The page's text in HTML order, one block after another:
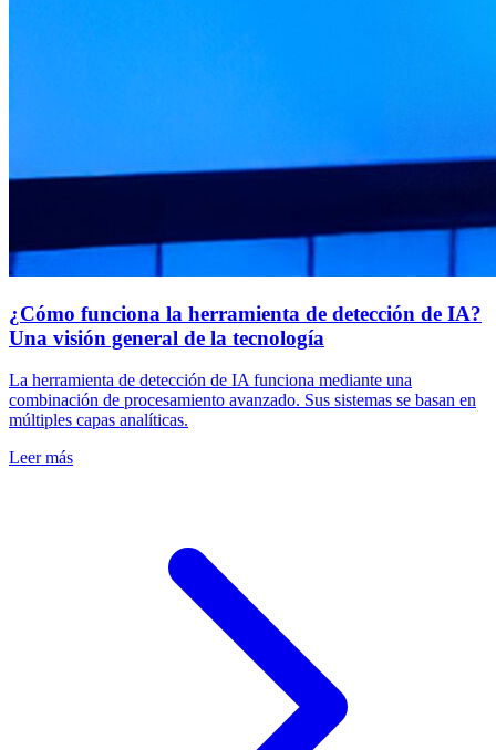
¿Cómo funciona la herramienta de detección de IA?
Una visión general de la tecnología
La herramienta de detección de IA funciona mediante una
combinación de procesamiento avanzado. Sus sistemas se basan en
múltiples capas analíticas.
Leer más